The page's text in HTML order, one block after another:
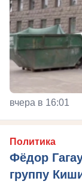
вчера в 16:01
Политика
Фёдор
группу